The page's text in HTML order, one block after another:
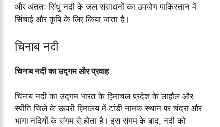
और अंततः सिंधु नदी के जल संसाधनों का उपयोग पाकिस्तान में
सिंचाई और कृषि के लिए किया जाता है।
चिनाब नदी
चिनाब नदी का उद्गम और प्रवाह
चिनाब नदी का उद्गम भारत के हिमाचल प्रदेश के लाहौल और
स्पीति जिले के ऊपरी हिमालय में टांडी नामक स्थान पर चंद्रा और
भागा नदियों के संगम से होता है। इस संगम के बाद, नदी को